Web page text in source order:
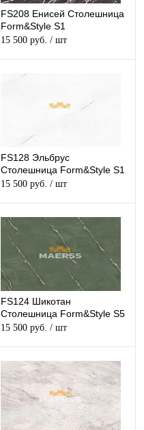
FS208 Енисей Столешница
Form&Style S1
15 500 руб. / шт
FS128 Эльбрус
Столешница Form&Style S1
15 500 руб. / шт
FS124 Шикотан
Столешница Form&Style S5
15 500 руб. / шт